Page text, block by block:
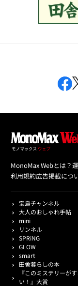
MonoMax Webとは？
利用規約広告掲載につ
宝島チャンネル
大人のおしゃれ手帖
mini
リンネル
SPRiNG
GLOW
smart
田舎暮らしの本
『このミステリーが
い！』大賞